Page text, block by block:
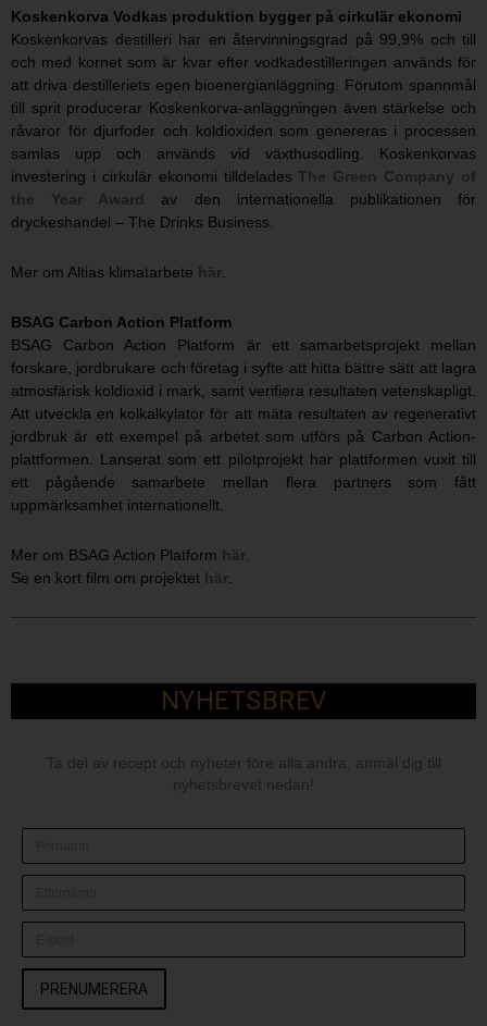
Koskenkorva Vodkas produktion bygger på cirkulär ekonomi
Koskenkorvas destilleri har en återvinningsgrad på 99,9% och till
och med kornet som är kvar efter vodkadestilleringen används för
att driva destilleriets egen bioenergianläggning. Förutom spannmål
till sprit producerar Koskenkorva-anläggningen även stärkelse och
råvaror för djurfoder och koldioxiden som genereras i processen
samlas upp och används vid växthusodling. Koskenkorvas
investering i cirkulär ekonomi tilldelades The Green Company of
the Year Award
av den internationella publikationen för
dryckeshandel – The Drinks Business.
Mer om Altias klimatarbete här.
BSAG Carbon Action Platform
BSAG Carbon Action Platform är ett samarbetsprojekt mellan
forskare, jordbrukare och företag i syfte att hitta bättre sätt att lagra
atmosfärisk koldioxid i mark, samt verifiera resultaten vetenskapligt.
Att utveckla en kolkalkylator för att mäta resultaten av regenerativt
jordbruk är ett exempel på arbetet som utförs på Carbon Action-
plattformen. Lanserat som ett pilotprojekt har plattformen vuxit till
ett pågående samarbete mellan flera partners som fått
uppmärksamhet internationellt.
Mer om BSAG Action Platform här.
Se en kort film om projektet här.
NYHETSBREV
Ta del av recept och nyheter före alla andra, anmäl dig till
nyhetsbrevet nedan!
PRENUMERERA